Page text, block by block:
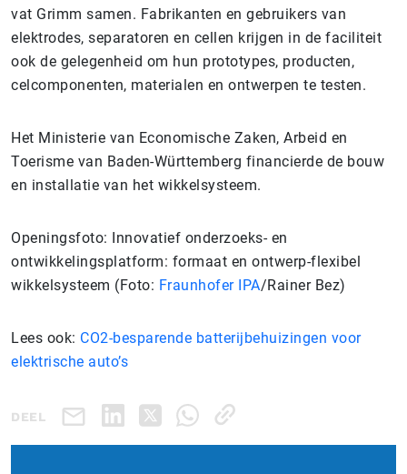
vat Grimm samen. Fabrikanten en gebruikers van
elektrodes, separatoren en cellen krijgen in de faciliteit
ook de gelegenheid om hun prototypes, producten,
celcomponenten, materialen en ontwerpen te testen.
Het Ministerie van Economische Zaken, Arbeid en
Toerisme van Baden-Württemberg financierde de bouw
en installatie van het wikkelsysteem.
Openingsfoto: Innovatief onderzoeks- en
ontwikkelingsplatform: formaat en ontwerp-flexibel
wikkelsysteem (Foto: Fraunhofer IPA/Rainer Bez)
Lees ook: CO2-besparende batterijbehuizingen voor
elektrische auto’s
DEEL